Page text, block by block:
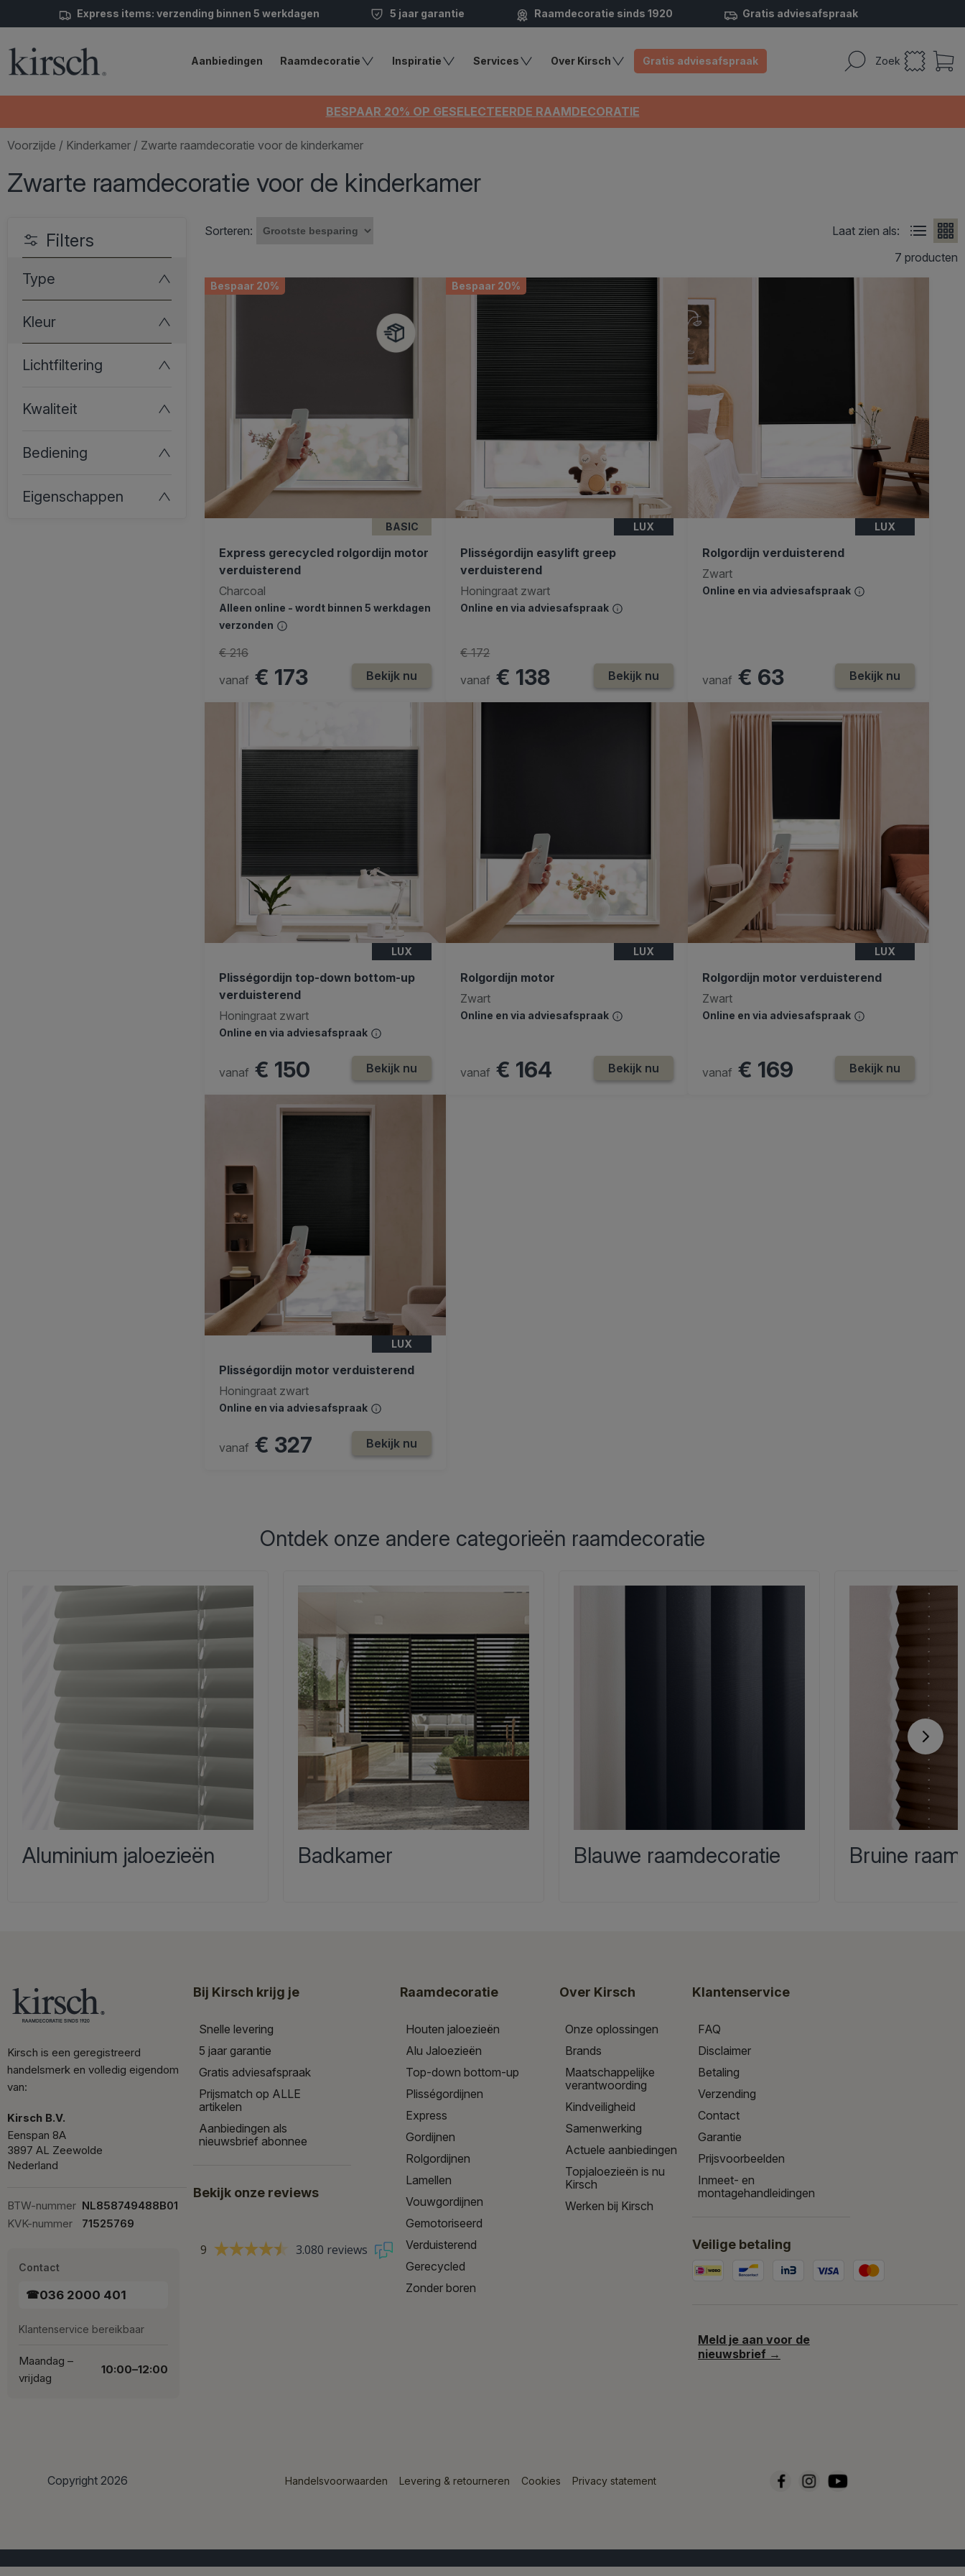
Express items: verzending binnen 5 werkdagen 5 jaar garantie Raamdecoratie sinds 1920 Gratis adviesafspraak
Zoek
Aanbiedingen Raamdecoratie Inspiratie Services Over Kirsch Gratis adviesafspraak
BESPAAR 20% OP GESELECTEERDE RAAMDECORATIE
Voorzijde / Kinderkamer / Zwarte raamdecoratie voor de kinderkamer
Zwarte raamdecoratie voor de kinderkamer
Filters
Type
Kleur
Lichtfiltering
Kwaliteit
Bediening
Eigenschappen
Sorteren:
Laat zien als:
7 producten
Bespaar 20%
BASIC
Express gerecycled rolgordijn motor
verduisterend
Charcoal
Alleen online - wordt binnen 5 werkdagen
verzonden
vanaf € 173
€ 216
Bekijk nu
Bespaar 20%
LUX
Plisségordijn easylift greep
verduisterend
Honingraat zwart
Online en via adviesafspraak
vanaf € 138
€ 172
Bekijk nu
LUX
Rolgordijn verduisterend
Zwart
Online en via adviesafspraak
vanaf € 63 Bekijk nu
LUX
Plisségordijn top-down bottom-up
verduisterend
Honingraat zwart
Online en via adviesafspraak
vanaf € 150 Bekijk nu
LUX
Rolgordijn motor
Zwart
Online en via adviesafspraak
vanaf € 164 Bekijk nu
LUX
Rolgordijn motor verduisterend
Zwart
Online en via adviesafspraak
vanaf € 169 Bekijk nu
LUX
Plisségordijn motor verduisterend
Honingraat zwart
Online en via adviesafspraak
vanaf € 327 Bekijk nu
Ontdek onze andere categorieën raamdecoratie
Aluminium jaloezieën Badkamer Blauwe raamdecoratie Bruine
Kirsch is een geregistreerd
handelsmerk en volledig eigendom
van:
Kirsch B.V.
Eenspan 8A
3897 AL Zeewolde
Nederland
BTW-nummer NL858749488B01
KVK-nummer
71525769
Contact
☎036 2000 401
Klantenservice bereikbaar
Maandag –
vrijdag
10:00–12:00
Bij Kirsch krijg je
Snelle levering
5 jaar garantie
Gratis adviesafspraak
Prijsmatch op ALLE
artikelen
Aanbiedingen als
nieuwsbrief abonnee
Bekijk onze reviews
9 3.080 reviews
Raamdecoratie
Houten jaloezieën
Alu Jaloezieën
Top-down bottom-up
Plisségordijnen
Express
Gordijnen
Rolgordijnen
Lamellen
Vouwgordijnen
Gemotoriseerd
Verduisterend
Gerecycled
Zonder boren
Over Kirsch
Onze oplossingen
Brands
Maatschappelijke
verantwoording
Kindveiligheid
Samenwerking
Actuele aanbiedingen
Topjaloezieën is nu
Kirsch
Werken bij Kirsch
Klantenservice
FAQ
Disclaimer
Betaling
Verzending
Contact
Garantie
Prijsvoorbeelden
Inmeet- en
montagehandleidingen
Veilige betaling
Meld je aan voor de
nieuwsbrief →
Copyright 2026 Handelsvoorwaarden Levering & retourneren Cookies Privacy statement